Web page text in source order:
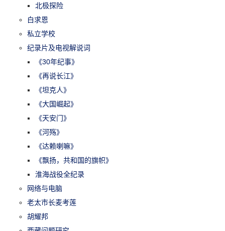
北极探险
白求恩
私立学校
纪录片及电视解说词
《30年纪事》
《再说长江》
《坦克人》
《大国崛起》
《天安门》
《河殇》
《达赖喇嘛》
《飘扬，共和国的旗帜》
淮海战役全纪录
网络与电脑
老太市长麦考莲
胡耀邦